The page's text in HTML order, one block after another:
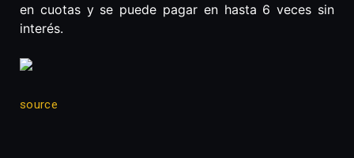
en cuotas y se puede pagar en hasta 6 veces sin
interés.
source